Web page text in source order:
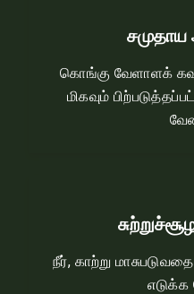
கொங்கு வேளாளக்‌
மிகவும்‌
நீர், காற்று